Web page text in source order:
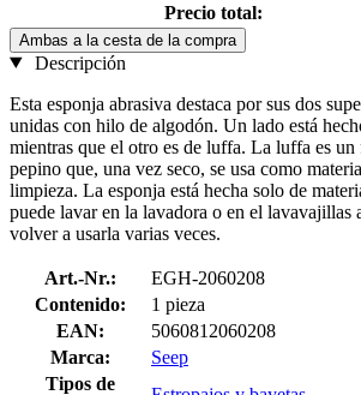
Precio total:
Ambas a la cesta de la compra
Descripción
Esta esponja abrasiva destaca por sus dos
unidas con hilo de algodón. Un lado está
mientras que el otro es de luffa. La luffa es
pepino que, una vez seco, se usa como
limpieza. La esponja está hecha solo de
puede lavar en la lavadora o en el lavavajillas
volver a usarla varias veces.
Art.-Nr.:
EGH-2060208
Contenido:
1 pieza
EAN:
5060812060208
Marca:
Seep
Tipos de